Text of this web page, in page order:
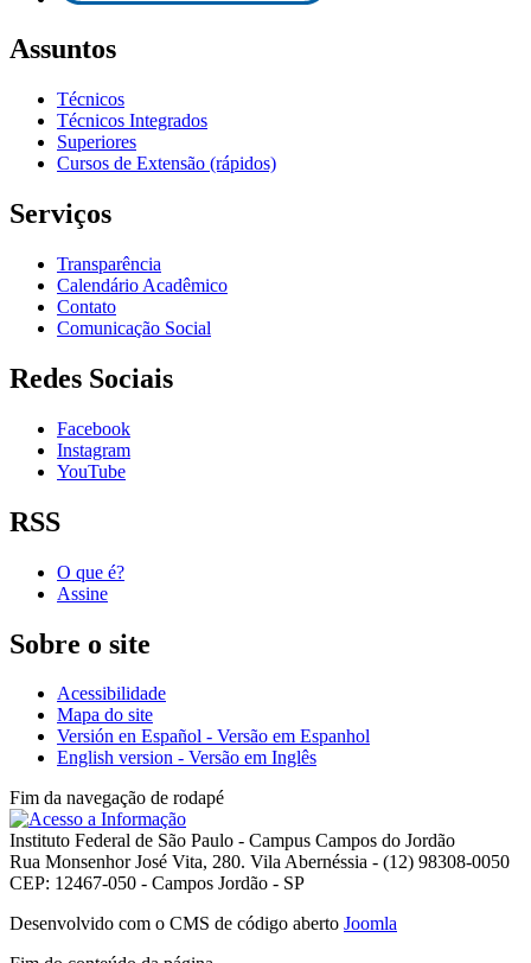
Assuntos
Técnicos
Técnicos Integrados
Superiores
Cursos de Extensão (rápidos)
Serviços
Transparência
Calendário Acadêmico
Contato
Comunicação Social
Redes Sociais
Facebook
Instagram
YouTube
RSS
O que é?
Assine
Sobre o site
Acessibilidade
Mapa do site
Versión en Español - Versão em Espanhol
English version - Versão em Inglês
Fim da navegação de rodapé
Instituto Federal de São Paulo - Campus Campos do Jordão
Rua Monsenhor José Vita, 280. Vila Abernéssia - (12) 98308-0050
CEP: 12467-050 - Campos Jordão - SP
Desenvolvido com o CMS de código aberto Joomla